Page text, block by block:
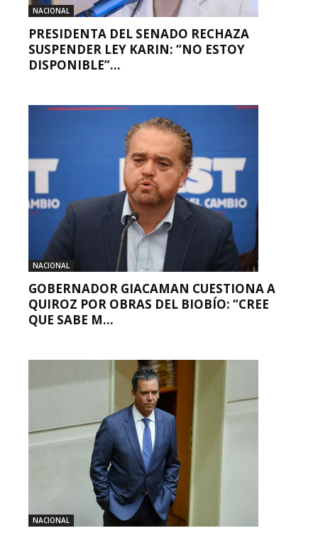
NACIONAL
PRESIDENTA DEL SENADO RECHAZA
SUSPENDER LEY KARIN: “NO ESTOY
DISPONIBLE”...
NACIONAL
GOBERNADOR GIACAMAN CUESTIONA A
QUIROZ POR OBRAS DEL BIOBÍO: “CREE
QUE SABE M...
NACIONAL